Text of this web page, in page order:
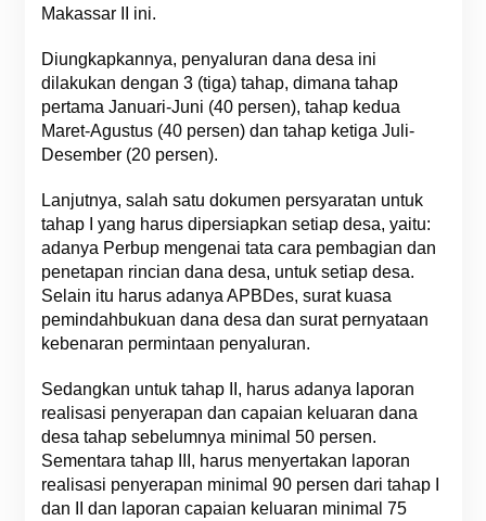
Makassar II ini.
Diungkapkannya, penyaluran dana desa ini
dilakukan dengan 3 (tiga) tahap, dimana tahap
pertama Januari-Juni (40 persen), tahap kedua
Maret-Agustus (40 persen) dan tahap ketiga Juli-
Desember (20 persen).
Lanjutnya, salah satu dokumen persyaratan untuk
tahap I yang harus dipersiapkan setiap desa, yaitu:
adanya Perbup mengenai tata cara pembagian dan
penetapan rincian dana desa, untuk setiap desa.
Selain itu harus adanya APBDes, surat kuasa
pemindahbukuan dana desa dan surat pernyataan
kebenaran permintaan penyaluran.
Sedangkan untuk tahap II, harus adanya laporan
realisasi penyerapan dan capaian keluaran dana
desa tahap sebelumnya minimal 50 persen.
Sementara tahap III, harus menyertakan laporan
realisasi penyerapan minimal 90 persen dari tahap I
dan II dan laporan capaian keluaran minimal 75